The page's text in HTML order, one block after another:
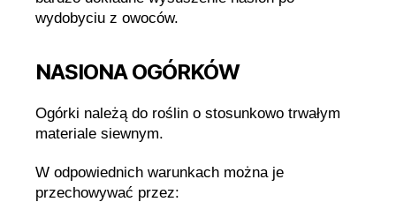
wydobyciu z owoców.
NASIONA OGÓRKÓW
Ogórki należą do roślin o stosunkowo trwałym
materiale siewnym.
W odpowiednich warunkach można je
przechowywać przez: